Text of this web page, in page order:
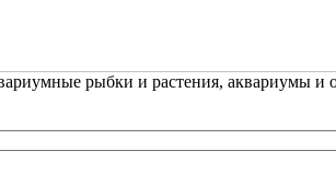
рыбки и растения, аквариумы и